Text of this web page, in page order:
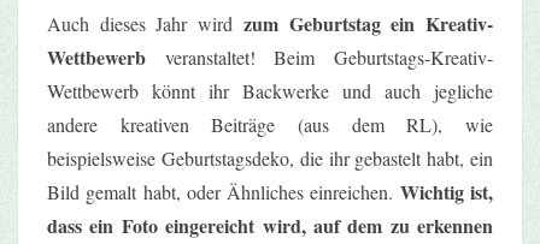
Auch dieses Jahr wird zum Geburtstag ein Kreativ-
Wettbewerb veranstaltet! Beim Geburtstags-Kreativ-
Wettbewerb könnt ihr Backwerke und auch jegliche
andere kreativen Beiträge (aus dem RL), wie
beispielsweise Geburtstagsdeko, die ihr gebastelt habt, ein
Bild gemalt habt, oder Ähnliches einreichen. Wichtig ist,
dass ein Foto eingereicht wird, auf dem zu erkennen